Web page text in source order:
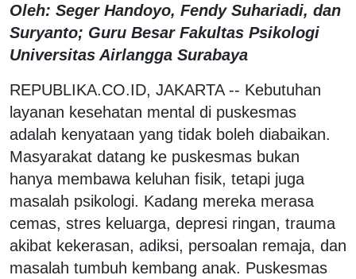
Oleh: Seger Handoyo, Fendy Suhariadi, dan
Suryanto; Guru Besar Fakultas Psikologi
Universitas Airlangga Surabaya
REPUBLIKA.CO.ID, JAKARTA -- Kebutuhan
layanan kesehatan mental di puskesmas
adalah kenyataan yang tidak boleh diabaikan.
Masyarakat datang ke puskesmas bukan
hanya membawa keluhan fisik, tetapi juga
masalah psikologi. Kadang mereka merasa
cemas, stres keluarga, depresi ringan, trauma
akibat kekerasan, adiksi, persoalan remaja, dan
masalah tumbuh kembang anak. Puskesmas